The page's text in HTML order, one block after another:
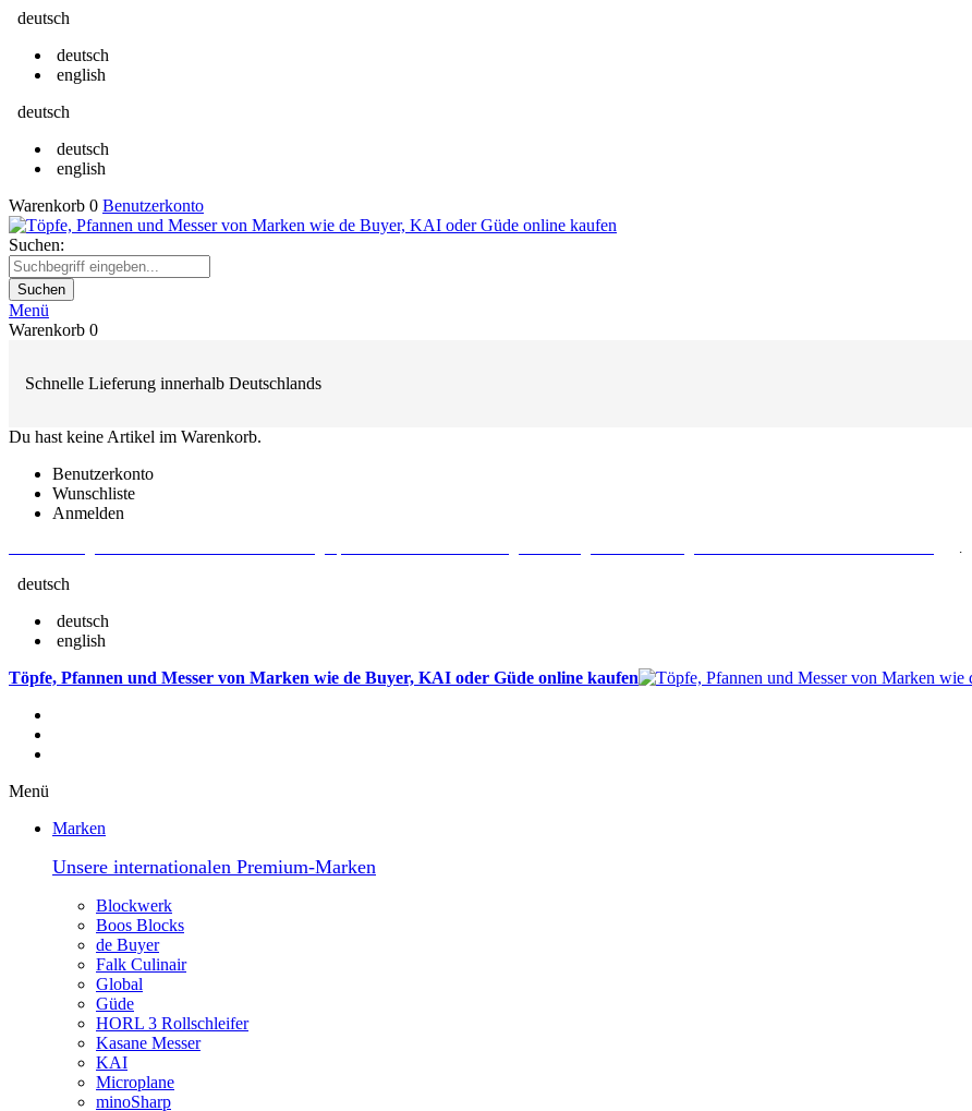
deutsch
deutsch
english
deutsch
deutsch
english
Warenkorb 0 Benutzerkonto
Suchen:
Suchen
Menü
Warenkorb 0
Schnelle Lieferung innerhalb Deutschlands
Du hast keine Artikel im Warenkorb.
Benutzerkonto
Wunschliste
Anmelden
.
deutsch
deutsch
english
Töpfe, Pfannen und Messer von Marken wie de Buyer, KAI oder Güde online kaufen
Menü
Marken
Unsere internationalen Premium-Marken
Blockwerk
Boos Blocks
de Buyer
Falk Culinair
Global
Güde
HORL 3 Rollschleifer
Kasane Messer
KAI
Microplane
minoSharp